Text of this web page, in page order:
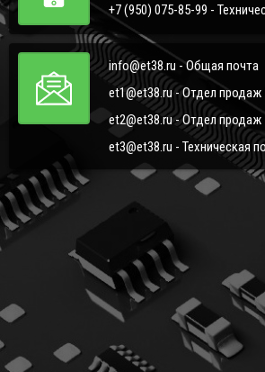
+7 (950) 075-85-99 -
info@et38.ru - Общая почта
et1@et38.ru - Отдел продаж
et2@et38.ru - Отдел продаж
et3@et38.ru - Техническая